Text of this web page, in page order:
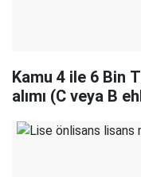
Kamu 4 ile 6 Bin
alımı (C veya B